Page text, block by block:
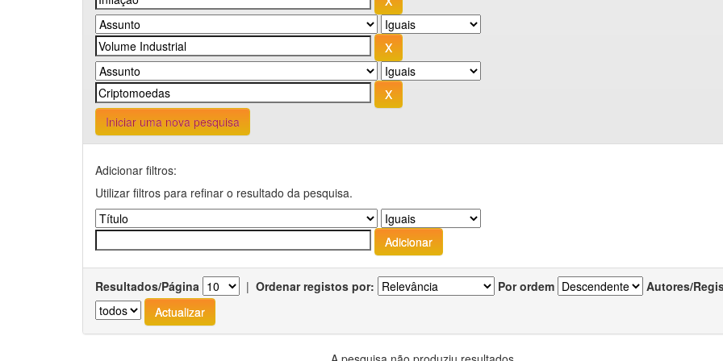
Iniciar uma nova pesquisa
Adicionar filtros:
Utilizar filtros para refinar o resultado da pesquisa.
Resultados/Página | Ordenar registos por: Por ordem Autores/